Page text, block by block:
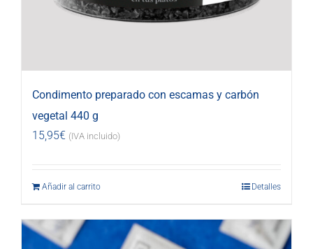
Condimento preparado con escamas y carbón
vegetal 440 g
15,95€ (IVA incluido)
Añadir al carrito Detalles